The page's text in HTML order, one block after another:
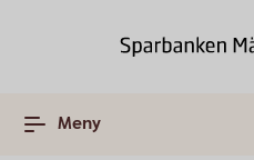
Meny